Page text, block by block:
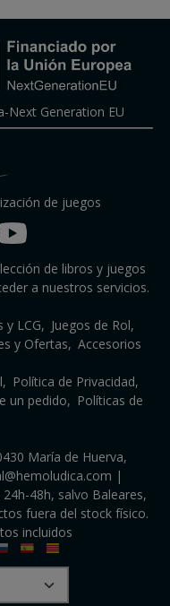
Next Generation EU
de juegos
de libros y juegos
a nuestros servicios.
y LCG
Juegos de Rol
y Ofertas Accesorios
Política de Privacidad
un pedido
Políticas de
María de Huerva,
|
24h-48h, salvo Baleares,
fuera del stock físico.
incluidos